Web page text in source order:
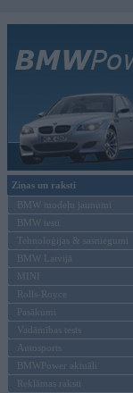
Ziņas un raksti
BMW modeļu jaunumi
BMW testi
Tehnoloģijas & sasniegumi
BMW Latvijā
MINI
Rolls-Royce
Pasākumi
Vadāmības tests
Autosports
BMWPower aktuāli
Reklāmas raksti